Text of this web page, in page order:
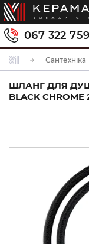
067 322
Сантехніка
ШЛАНГ ДЛЯ ДУШУ
BLACK CHROME